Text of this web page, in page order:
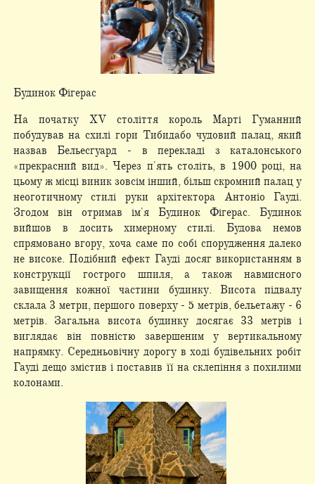
Будинок Фігерас
На початку XV століття король Марті Гуманний
побудував на схилі гори Тибидабо чудовий палац, який
назвав Бельесгуард - в перекладі з каталонського
«прекрасний вид». Через п'ять століть, в 1900 році, на
цьому ж місці виник зовсім інший, більш скромний палац у
неоготичному стилі руки архітектора Антоніо Гауді.
Згодом він отримав ім'я Будинок Фігерас. Будинок
вийшов в досить химерному стилі. Будова немов
спрямовано вгору, хоча саме по собі спорудження далеко
не високе. Подібний ефект Гауді досяг використанням в
конструкції гострого шпиля, а також навмисного
завищення кожної частини будинку. Висота підвалу
склала 3 метри, першого поверху - 5 метрів, бельетажу - 6
метрів. Загальна висота будинку досягає 33 метрів і
виглядає він повністю завершеним у вертикальному
напрямку. Середньовічну дорогу в ході будівельних робіт
Гауді дещо змістив і поставив її на склепіння з похилими
колонами.